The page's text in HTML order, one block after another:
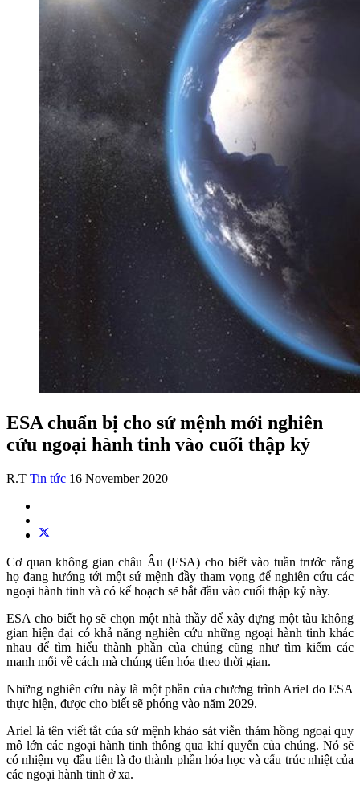
ESA chuẩn bị cho sứ mệnh mới nghiên
cứu ngoại hành tinh vào cuối thập kỷ
R.T Tin tức 16 November 2020
Cơ quan không gian châu Âu (ESA) cho biết vào tuần trước rằng
họ đang hướng tới một sứ mệnh đầy tham vọng để nghiên cứu các
ngoại hành tinh và có kế hoạch sẽ bắt đầu vào cuối thập kỷ này.
ESA cho biết họ sẽ chọn một nhà thầy để xây dựng một tàu không
gian hiện đại có khả năng nghiên cứu những ngoại hành tinh khác
nhau để tìm hiểu thành phần của chúng cũng như tìm kiếm các
manh mối về cách mà chúng tiến hóa theo thời gian.
Những nghiên cứu này là một phần của chương trình Ariel do ESA
thực hiện, được cho biết sẽ phóng vào năm 2029.
Ariel là tên viết tắt của sứ mệnh khảo sát viễn thám hồng ngoại quy
mô lớn các ngoại hành tinh thông qua khí quyển của chúng. Nó sẽ
có nhiệm vụ đầu tiên là đo thành phần hóa học và cấu trúc nhiệt của
các ngoại hành tinh ở xa.